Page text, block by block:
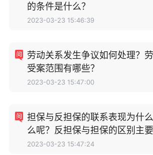
的条件是什么？
2023-03-23 15:46:39
劳动关系发生争议如何处理？
受案范围有哪些？
2023-03-23 15:47:00
担保与反担保的联系表现为什
么呢？反担保与担保的区别主
2023-03-23 15:47:24